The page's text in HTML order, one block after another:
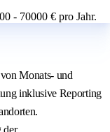
- 70000 € pro Jahr.
Monats- und
inklusive Reporting